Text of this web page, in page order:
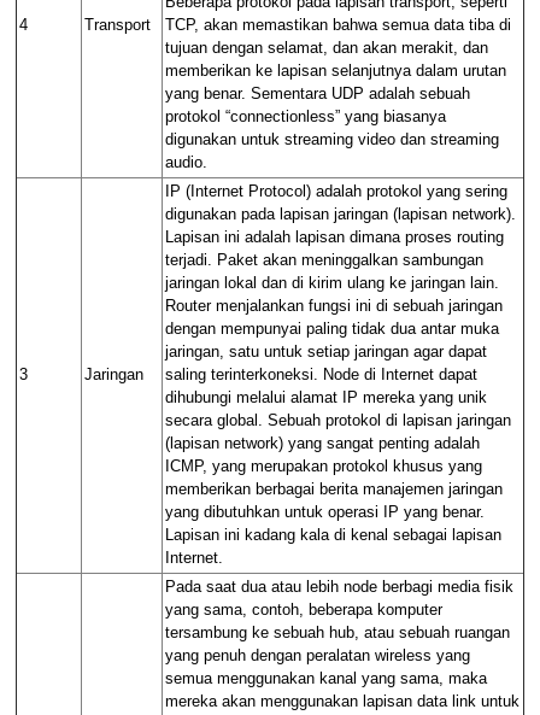
4 Transport
TCP, akan memastikan bahwa semua data tiba di
tujuan dengan selamat, dan akan merakit, dan
memberikan ke lapisan selanjutnya dalam urutan
yang benar. Sementara UDP adalah sebuah
protokol “connectionless” yang biasanya
digunakan untuk streaming videodan streaming
audio.
3 Jaringan
IP (Internet Protocol ) adalah protokol yang sering
digunakan pada lapisan jaringan(lapisan network).
Lapisan ini adalah lapisan dimana proses routing
terjadi. Paket akan meninggalkan sambungan
jaringan lokal dan di kirim ulang ke jaringan lain.
Routermenjalankan fungsi ini di sebuah jaringan
dengan mempunyai paling tidak dua antar muka
jaringan, satu untuk setiap jaringan agar dapat
saling terinterkoneksi . Node di Internetdapat
dihubungi melalui alamat IP mereka yang unik
secara global. Sebuah protokol di lapisan jaringan
(lapisan network) yang sangat penting adalah
ICMP, yang merupakan protokol khusus yang
memberikan berbagai berita manajemen jaringan
yang dibutuhkan untuk operasi
IP yang benar.
Lapisan ini kadang kala di kenal sebagai lapisan
Internet.
Pada saat dua atau lebih node berbagi media fisik
yang sama, contoh, beberapa komputer
tersambung ke sebuah hub, atau sebuah ruangan
yang penuh dengan peralatan wireless yang
semua menggunakan kanal yang sama, maka
mereka akan menggunakan lapisan data link untuk